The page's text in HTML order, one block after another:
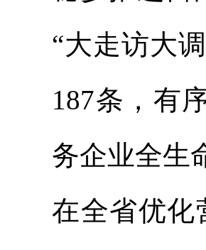
“大走访大
187条，有
务企业全生
在全省优化